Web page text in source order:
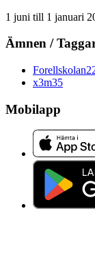
1 juni till 1 januari
Ämnen /
Forellskolan
x3m35
Mobilapp